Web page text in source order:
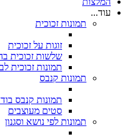
עוד...
תמונות זכוכית
זוגות על זכוכית
שלשות זכוכית
תמונות זכוכית
תמונות קנבס
תמונות קנבס
סטים מעוצבים
תמונות לפי נושא וסגנון